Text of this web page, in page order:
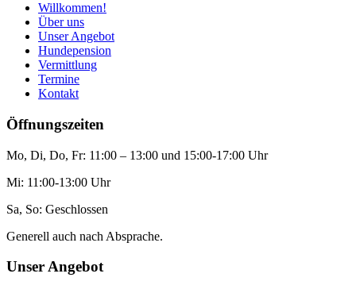
Willkommen!
Über uns
Unser Angebot
Hundepension
Vermittlung
Termine
Kontakt
Öffnungszeiten
Mo, Di, Do, Fr: 11:00 – 13:00 und 15:00-17:00 Uhr
Mi: 11:00-13:00 Uhr
Sa, So: Geschlossen
Generell auch nach Absprache.
Unser Angebot